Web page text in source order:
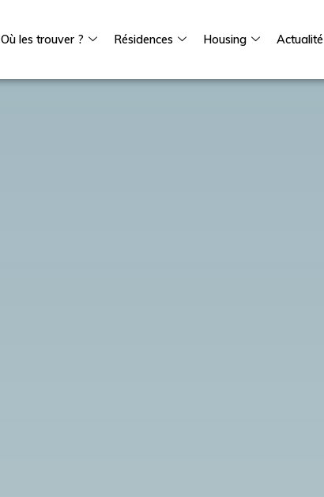
Où les trouver ? Résidences Housing Actualité